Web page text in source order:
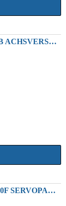
REPARATUR YASKAWA CACR-IR30SEB ACHSVERSTÄRKER 3KW 26A 200VAC
REPARATUR YASKAWA CACR-IR101010F SERVOPACK 3-ACHSEN 1.0KW